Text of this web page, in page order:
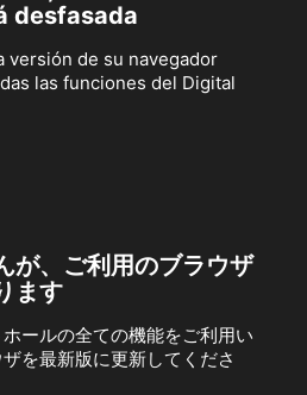
desfasada
versión de su navegador
las funciones del Digital
が、ご利用のブラウザ
ます
ールの全ての機能をご利用い
を最新版に更新してくださ